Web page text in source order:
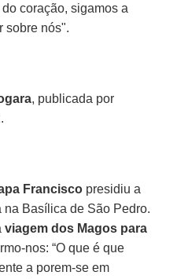
coração, sigamos a
sobre nós".
, publicada por
Francisco presidiu a
Basílica de São Pedro.
viagem dos Magos para
nos: “O que é que
a porem-se em